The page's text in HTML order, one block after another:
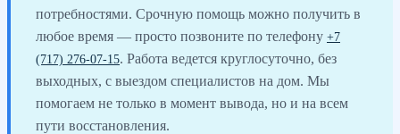
потребностями. Срочную помощь можно получить в
любое время — просто позвоните по телефону +7
(717) 276-07-15. Работа ведется круглосуточно, без
выходных, с выездом специалистов на дом. Мы
помогаем не только в момент вывода, но и на всем
пути восстановления.